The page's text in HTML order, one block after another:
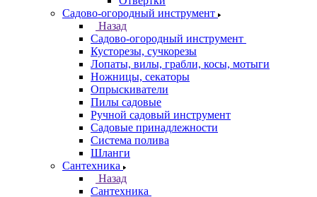
Садово-огородный инструмент
Назад
Садово-огородный инструмент
Кусторезы, сучкорезы
Лопаты, вилы, грабли, косы, мотыги
Ножницы, секаторы
Опрыскиватели
Пилы садовые
Ручной садовый инструмент
Садовые принадлежности
Система полива
Шланги
Сантехника
Назад
Сантехника